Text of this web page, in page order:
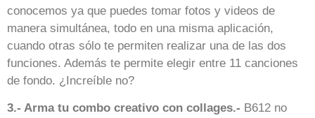
conocemos ya que puedes tomar fotos y videos de
manera simultánea, todo en una misma aplicación,
cuando otras sólo te permiten realizar una de las dos
funciones. Además te permite elegir entre 11 canciones
de fondo. ¿Increíble no?
3.- Arma tu combo creativo con collages.- B612 no